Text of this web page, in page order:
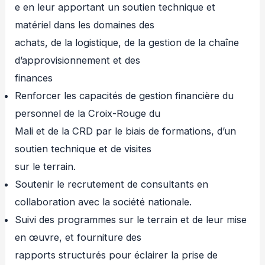
e en leur apportant un soutien technique et
matériel dans les domaines des
achats, de la logistique, de la gestion de la chaîne
d’approvisionnement et des
finances
Renforcer les capacités de gestion financière du
personnel de la Croix-Rouge du
Mali et de la CRD par le biais de formations, d’un
soutien technique et de visites
sur le terrain.
Soutenir le recrutement de consultants en
collaboration avec la société nationale.
Suivi des programmes sur le terrain et de leur mise
en œuvre, et fourniture des
rapports structurés pour éclairer la prise de